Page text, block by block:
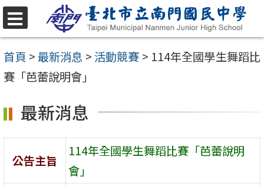
跳
至
主
要
容
選
單
首頁 >最新消息 > 活動競賽 > 114年全國學生舞蹈比
賽「芭蕾說明會」
最新消息
公告主旨
114年全國學生舞蹈比賽「芭蕾說明
會」